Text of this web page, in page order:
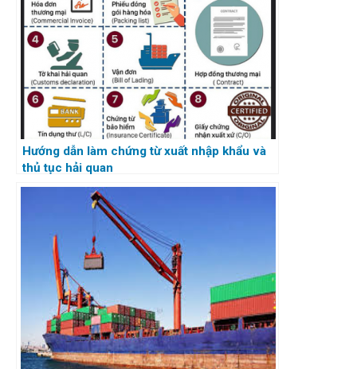
Hướng dẫn làm chứng từ xuất nhập khẩu và
thủ tục hải quan